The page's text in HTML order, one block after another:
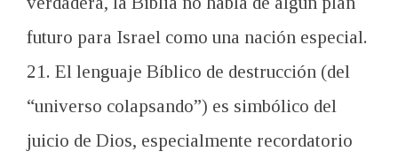
futuro para Israel como una nación especial.
21. El lenguaje Bíblico de destrucción (del
“universo colapsando”) es simbólico del
juicio de Dios, especialmente recordatorio